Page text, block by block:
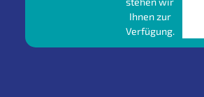
Ihnen zur
Verfügung.